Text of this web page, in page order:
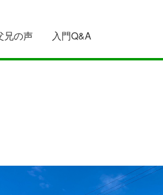
兄の声 入門Q&A